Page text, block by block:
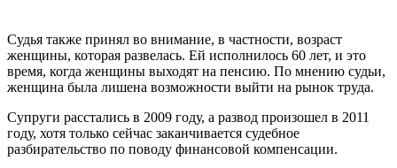
Судья также принял во внимание, в частности, возраст
женщины, которая развелась. Ей исполнилось 60 лет, и это
время, когда женщины выходят на пенсию. По мнению судьи,
женщина была лишена возможности выйти на рынок труда.
Супруги расстались в 2009 году, а развод произошел в 2011
году, хотя только сейчас заканчивается судебное
разбирательство по поводу финансовой компенсации.